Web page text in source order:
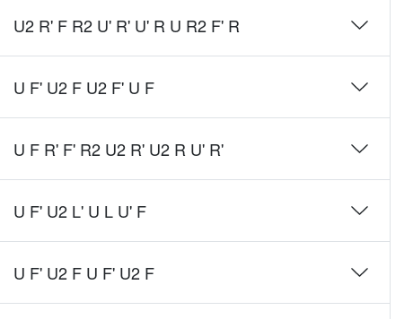
U2 R' F R2 U' R' U' R U R2 F' R
U F' U2 F U2 F' U F
U F R' F' R2 U2 R' U2 R U' R'
U F' U2 L' U L U' F
U F' U2 F U F' U2 F